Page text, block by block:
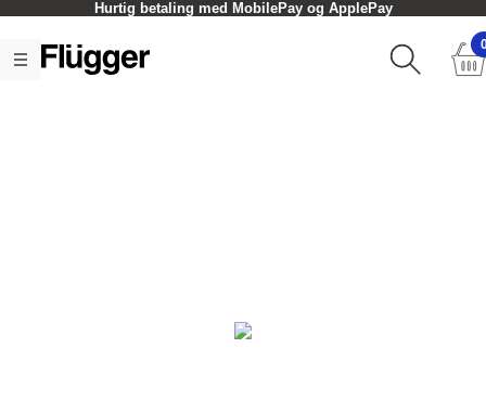
Hurtig betaling med MobilePay og ApplePay